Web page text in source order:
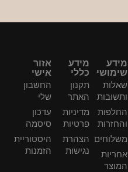
מידע
שימושי
שאלות
ותשובות
החלפות
והחזרות
משלוחים
אחריות
המוצר
מידע
כללי
תקנון
האתר
מדיניות
פרטיות
הצהרת
נגישות
אזור
אישי
החשבון
שלי
עדכון
סיסמה
היסטוריית
הזמנות